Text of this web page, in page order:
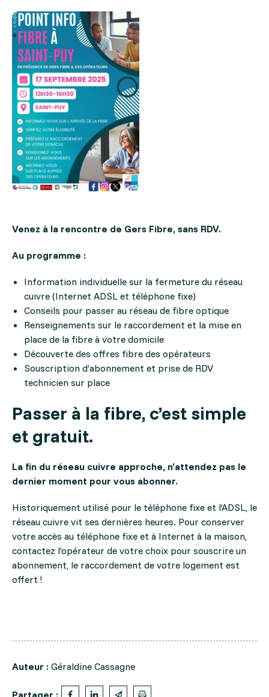
Venez à la rencontre de Gers Fibre, sans RDV.
Au programme :
Information individuelle sur la fermeture du réseau
cuivre (Internet ADSL et téléphone fixe)
Conseils pour passer au réseau de fibre optique
Renseignements sur le raccordement et la mise en
place de la fibre à votre domicile
Découverte des offres fibre des opérateurs
Souscription d’abonnement et prise de RDV
technicien sur place
Passer à la fibre, c’est simple
et gratuit.
La fin du réseau cuivre approche, n’attendez pas le
dernier moment pour vous abonner.
Historiquement utilisé pour le téléphone fixe et l’ADSL, le
réseau cuivre vit ses dernières heures. Pour conserver
votre accès au téléphone fixe et à Internet à la maison,
contactez l’opérateur de votre choix pour souscrire un
abonnement, le raccordement de votre logement est
offert !
Auteur : Géraldine Cassagne
Partager :